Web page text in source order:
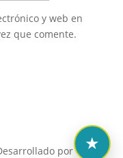
y web en
que comente.
por